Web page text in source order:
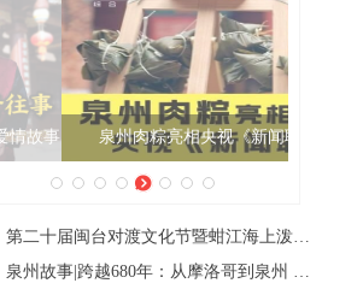
泉州肉粽亮相央视《新闻联播》